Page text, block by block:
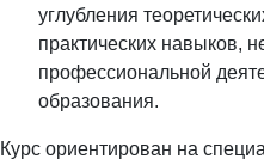
углубления
практических навыков,
профессиональной
образования.
Курс ориентирован на